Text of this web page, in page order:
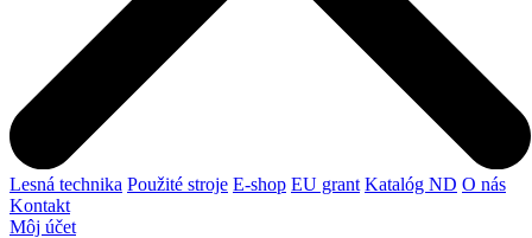
Lesná technika Použité stroje E-shop EU grant Katalóg ND O nás
Kontakt
Môj účet